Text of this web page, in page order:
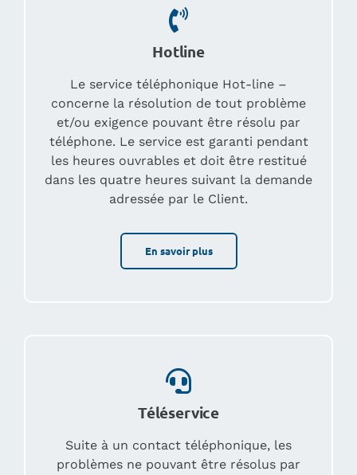
Hotline
Le service téléphonique Hot-line –
concerne la résolution de tout problème
et/ou exigence pouvant être résolu par
téléphone. Le service est garanti pendant
les heures ouvrables et doit être restitué
dans les quatre heures suivant la demande
adressée par le Client.
En savoir plus
Téléservice
Suite à un contact téléphonique, les
problèmes ne pouvant être résolus par